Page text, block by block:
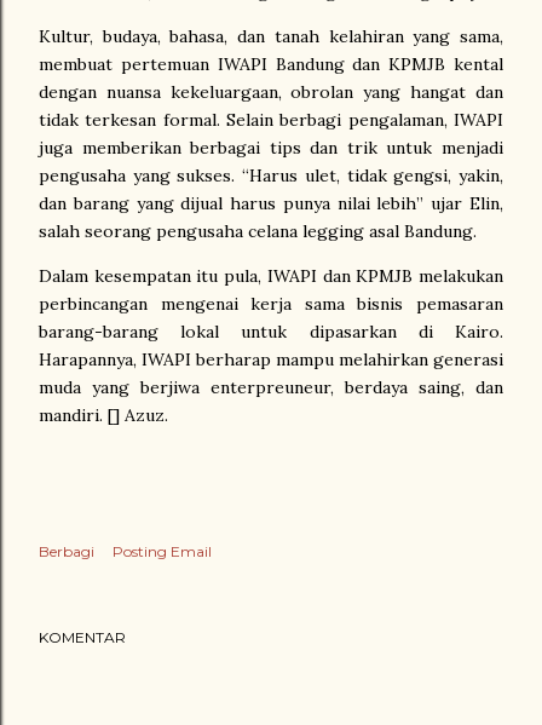
Kultur, budaya, bahasa, dan tanah kelahiran yang sama,
membuat pertemuan IWAPI Bandung dan KPMJB kental
dengan nuansa kekeluargaan, obrolan yang hangat dan
tidak terkesan formal. Selain berbagi pengalaman, IWAPI
juga memberikan berbagai tips dan trik untuk menjadi
pengusaha yang sukses. “Harus ulet, tidak gengsi, yakin,
dan barang yang dijual harus punya nilai lebih” ujar Elin,
salah seorang pengusaha celana legging asal Bandung.
Dalam kesempatan itu pula, IWAPI dan KPMJB melakukan
perbincangan mengenai kerja sama bisnis pemasaran
barang-barang lokal untuk dipasarkan di Kairo.
Harapannya, IWAPI berharap mampu melahirkan generasi
muda yang berjiwa enterpreuneur, berdaya saing, dan
mandiri. [] Azuz.
Berbagi Posting Email
KOMENTAR